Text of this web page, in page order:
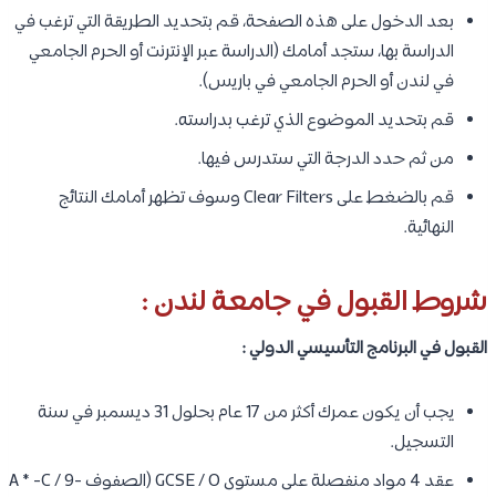
بعد الدخول على هذه الصفحة، قم بتحديد الطريقة التي ترغب في
الدراسة بها، ستجد أمامك (الدراسة عبر الإنترنت أو الحرم الجامعي
في لندن أو الحرم الجامعي في باريس).
قم بتحديد الموضوع الذي ترغب بدراسته.
من ثم حدد الدرجة التي ستدرس فيها.
قم بالضغط على Clear Filters وسوف تظهر أمامك النتائج
النهائية.
شروط القبول في جامعة لندن :
القبول في البرنامج التأسيسي الدولي :
يجب أن يكون عمرك أكثر من 17 عام بحلول 31 ديسمبر في سنة
التسجيل.
عقد 4 مواد منفصلة على مستوى GCSE / O (الصفوف A * -C / 9-